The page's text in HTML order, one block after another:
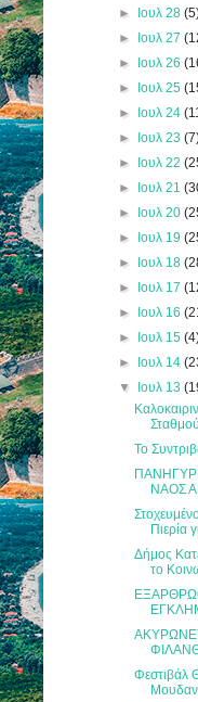
► Ιουλ 28
► Ιουλ 27
► Ιουλ 26
► Ιουλ 25
► Ιουλ 24
► Ιουλ 23
► Ιουλ 22
► Ιουλ 21
► Ιουλ 20
► Ιουλ 19
► Ιουλ 18
► Ιουλ 17
► Ιουλ 16
► Ιουλ 15
► Ιουλ 14
▼ Ιουλ 13
Το
ΝΑΟΣ
Πιερία
Δήμος
το
Φεστιβάλ